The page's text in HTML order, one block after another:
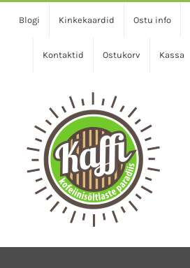
Blogi Kinkekaardid Ostu info
Kontaktid Ostukorv Kassa